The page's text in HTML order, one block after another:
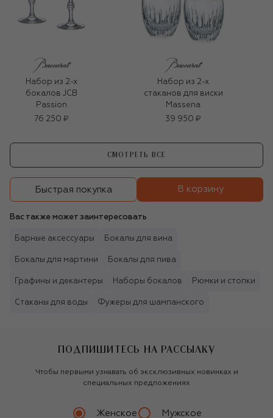
Набор из 2-х
бокалов JCB
Passion
76 250 ₽
Набор из 2-х
стаканов для виски
Massena
39 950 ₽
СМОТРЕТЬ ВСЕ
Быстрая покупка В корзину
Вас также может заинтересовать
Барные аксессуары Бокалы для вина
Бокалы для мартини Бокалы для пива
Графины и декантеры Наборы бокалов Рюмки и стопки
Стаканы для воды Фужеры для шампанского
ПОДПИШИТЕСЬ НА РАССЫЛКУ
Чтобы первыми узнавать об эксклюзивных новинках и
специальных предложениях
Женское Мужское